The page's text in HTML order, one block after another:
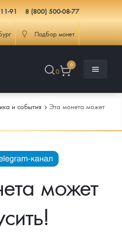
91 8 (800) 500-08-77
Подбор монет
0
0
и события
Эта монета может
может